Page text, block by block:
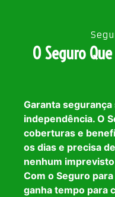
O Seguro
Garanta
independência. O
coberturas e
os dias e precisa
nenhum
Com o Seguro
ganha tempo para